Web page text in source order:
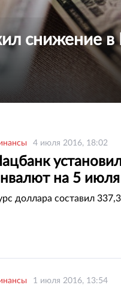
снижение в
4 июля 2016, 18:02
на 5 июля
доллара составил
1 июля 2016, 13:54